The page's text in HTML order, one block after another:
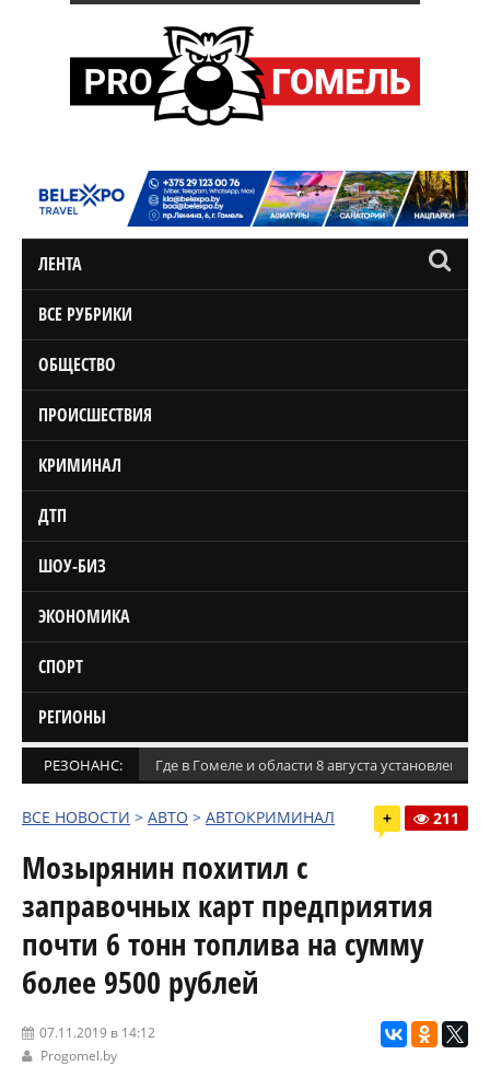
ЛЕНТА
ВСЕ РУБРИКИ
ОБЩЕСТВО
ПРОИСШЕСТВИЯ
КРИМИНАЛ
ДТП
ШОУ-БИЗ
ЭКОНОМИКА
СПОРТ
РЕГИОНЫ
РЕЗОНАНС: Где в Гомеле и области 8 августа установлены
ВСЕ НОВОСТИ > АВТО > АВТОКРИМИНАЛ + 211
Мозырянин похитил с
заправочных карт предприятия
почти 6 тонн топлива на сумму
более 9500 рублей
07.11.2019 в 14:12
Progomel.by